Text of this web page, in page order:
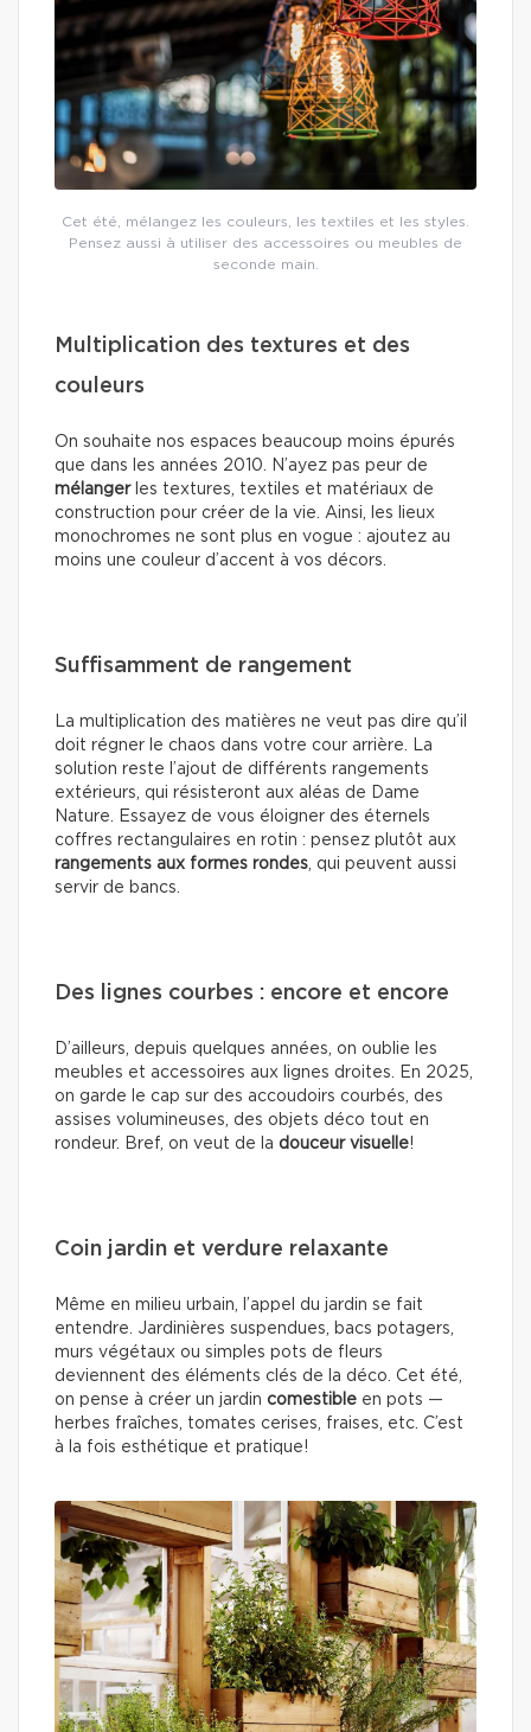
Cet été, mélangez les couleurs, les textiles et les styles.
Pensez aussi à utiliser des accessoires ou meubles de
seconde main.
Multiplication des textures et des
couleurs
On souhaite nos espaces beaucoup moins épurés
que dans les années 2010. N’ayez pas peur de
mélangerles textures, textiles et matériaux de
construction pour créer de la vie. Ainsi, les lieux
monochromes ne sont plus en vogue : ajoutez au
moins une couleur d’accent à vos décors.
Suffisamment de rangement
La multiplication des matières ne veut pas dire qu’il
doit régner le chaos dans votre cour arrière. La
solution reste l’ajout de différents rangements
extérieurs, qui résisteront aux aléas de Dame
Nature. Essayez de vous éloigner des éternels
coffres rectangulaires en rotin : pensez plutôt aux
rangements aux formes rondes, qui peuvent aussi
servir de bancs.
Des lignes courbes : encore et encore
D’ailleurs, depuis quelques années, on oublie les
meubles et accessoires aux lignes droites. En 2025,
on garde le cap sur des accoudoirs courbés, des
assises volumineuses, des objets déco tout en
rondeur. Bref, on veut de la douceur visuelle!
Coin jardin et verdure relaxante
Même en milieu urbain, l’appel du jardin se fait
entendre. Jardinières suspendues, bacs potagers,
murs végétaux ou simples pots de fleurs
deviennent des éléments clés de la déco. Cet été,
on pense à créer un jardin comestible en pots —
herbes fraîches, tomates cerises, fraises, etc. C’est
à la fois esthétique et pratique!